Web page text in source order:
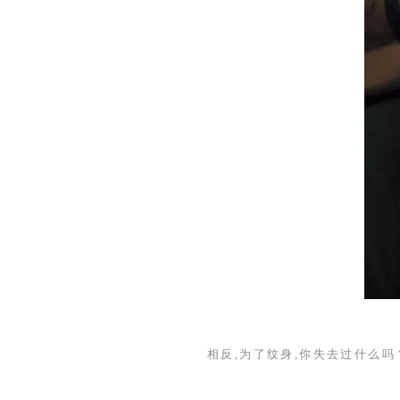
相反,为了纹身,你失去过什么吗